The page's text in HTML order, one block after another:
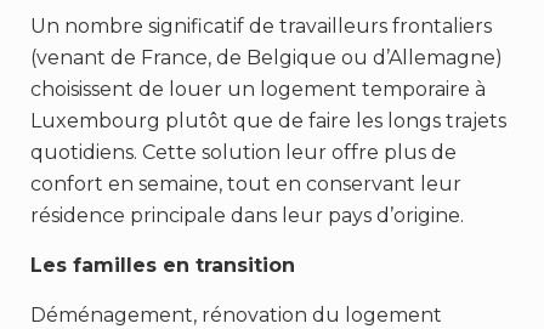
Un nombre significatif de travailleurs frontaliers
(venant de France, de Belgique ou d’Allemagne)
choisissent de louer un logement temporaire à
Luxembourg plutôt que de faire les longs trajets
quotidiens. Cette solution leur offre plus de
confort en semaine, tout en conservant leur
résidence principale dans leur pays d’origine.
Les familles en transition
Déménagement, rénovation du logement